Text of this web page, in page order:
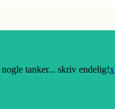
tanker... skriv endelig!x